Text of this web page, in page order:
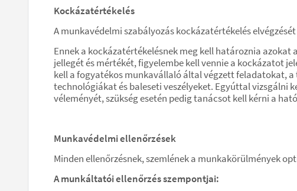
Kockázatértékelés
A munkavédelmi szabályozás kockázatértékelés
Ennek a kockázatértékelésnek meg kell határoznia
jellegét és mértékét, figyelembe kell vennie a kockázatot
kell a fogyatékos munkavállaló által végzett feladatokat,
technológiákat és baleseti veszélyeket. Egyúttal vizsgálni
véleményét, szükség esetén pedig tanácsot kell kérni a
Munkavédelmi ellenőrzések
Minden ellenőrzésnek, szemlének a munkakörülmények
A munkáltatói ellenőrzés szempontjai: